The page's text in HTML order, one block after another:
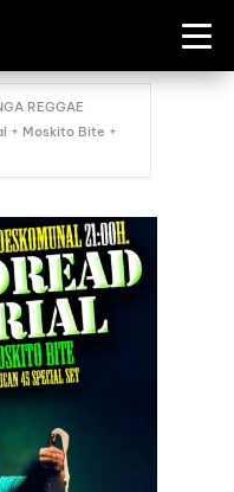
REGGAE
+ Moskito Bite +